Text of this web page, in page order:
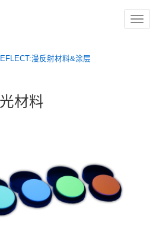
切
漫反射材料&涂层
材料